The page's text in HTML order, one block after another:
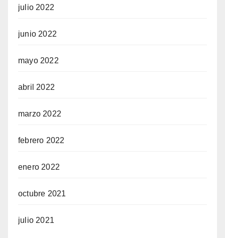
julio 2022
junio 2022
mayo 2022
abril 2022
marzo 2022
febrero 2022
enero 2022
octubre 2021
julio 2021